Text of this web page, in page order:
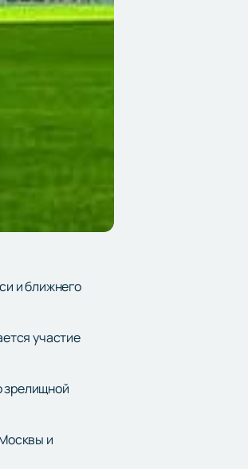
и ближнего
участие
зрелищной
и